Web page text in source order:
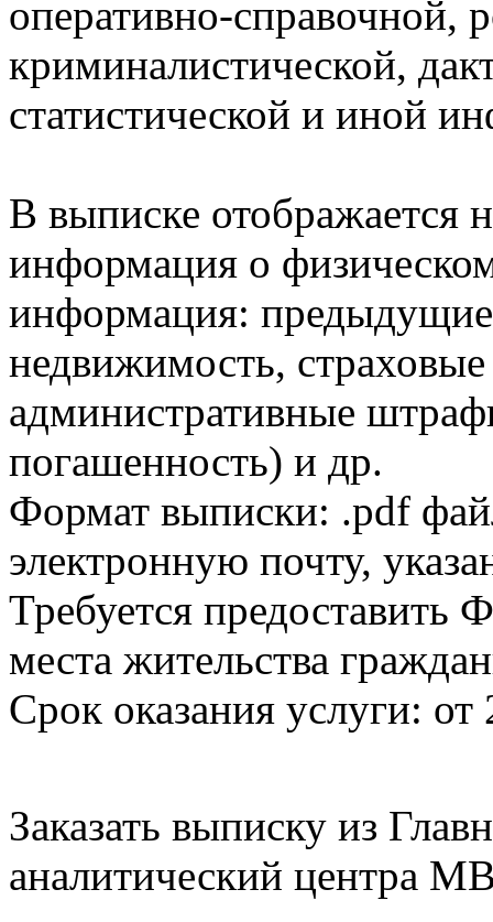
оперативно-справочной,
криминалистической,
статистической и иной
В выписке отображается
информация о
информация:
недвижимость,
административные
погашенность) и др.
Формат выписки: .pdf
электронную почту,
Требуется
места жительства
Срок оказания услуги: от
Заказать выписку из
аналитический центра